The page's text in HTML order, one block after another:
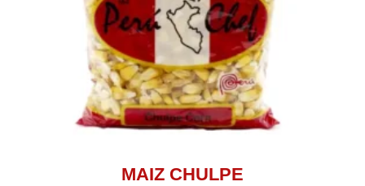
MAIZ CHULPE